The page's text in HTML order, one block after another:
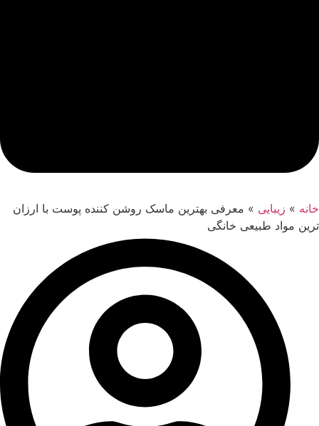
خانه » زیبایی » معرفی بهترین ماسک روشن کننده پوست با ارزان
ترین مواد طبیعی خانگی